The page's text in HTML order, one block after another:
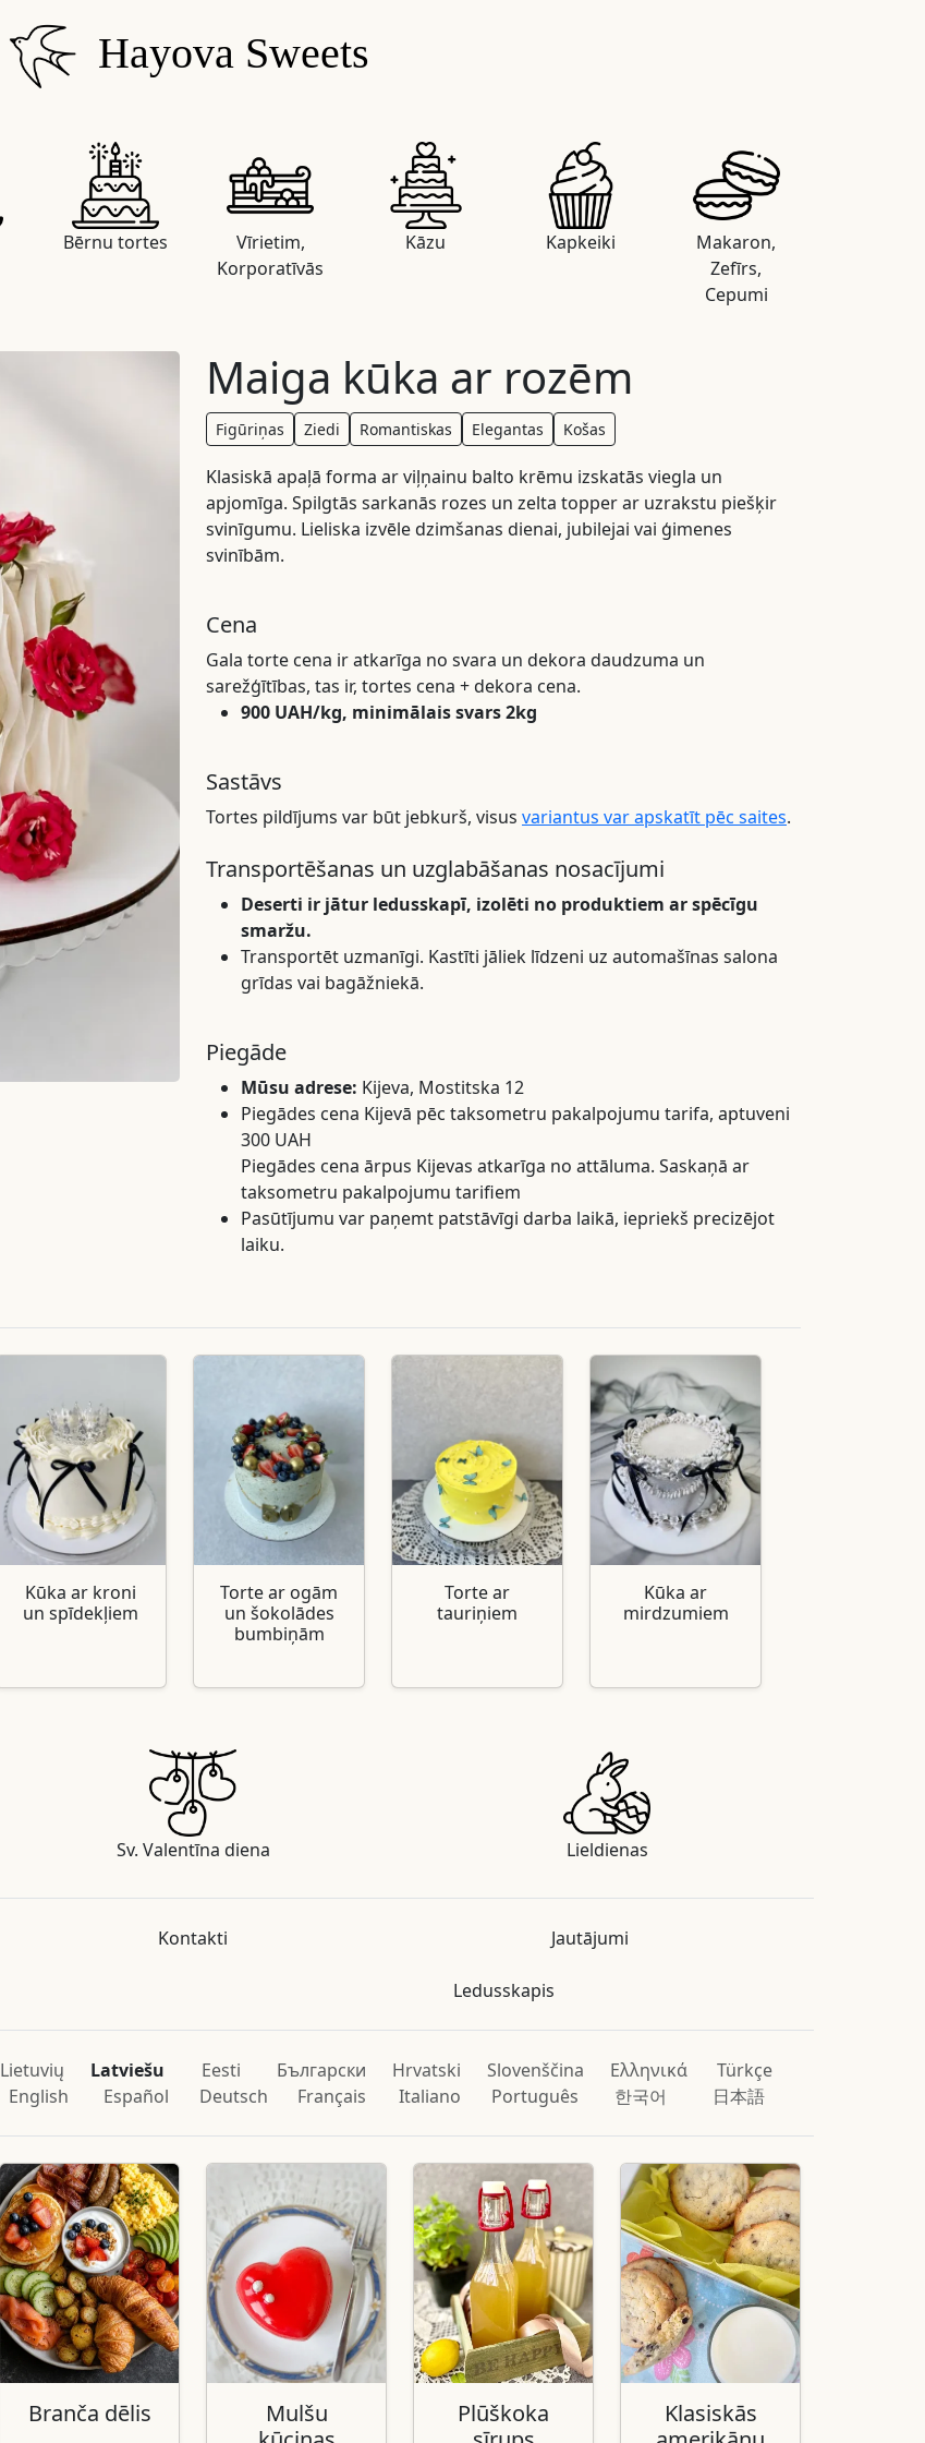
Hayova Sweets
Bērnu tortes
Vīrietim,
Korporatīvās
Kāzu Kapkeiki
Makaron,
Zefīrs,
Cepumi
Maiga kūka ar rozēm
Figūriņas Ziedi Romantiskas Elegantas Košas
Klasiskā apaļā forma ar viļņainu balto krēmu izskatās viegla un
apjomīga. Spilgtās sarkanās rozes un zelta topper ar uzrakstu piešķir
svinīgumu. Lieliska izvēle dzimšanas dienai, jubilejai vai ģimenes
svinībām.
Cena
Gala torte cena ir atkarīga no svara un dekora daudzuma un
sarežģītības, tas ir, tortes cena + dekora cena.
900 UAH/kg, minimālais svars 2kg
Sastāvs
Tortes pildījums var būt jebkurš, visus variantus var apskatīt pēc saites.
Transportēšanas un uzglabāšanas nosacījumi
Deserti ir jātur ledusskapī, izolēti no produktiem ar spēcīgu
smaržu.
Transportēt uzmanīgi. Kastīti jāliek līdzeni uz automašīnas salona
grīdas vai bagāžniekā.
Piegāde
Mūsu adrese: Kijeva, Mostitska 12
Piegādes cena Kijevā pēc taksometru pakalpojumu tarifa, aptuveni
300 UAH
Piegādes cena ārpus Kijevas atkarīga no attāluma. Saskaņā ar
taksometru pakalpojumu tarifiem
Pasūtījumu var paņemt patstāvīgi darba laikā, iepriekš precizējot
laiku.
Kūka ar kroni
un spīdekļiem
Torte ar ogām
un šokolādes
bumbiņām
Torte ar
tauriņiem
Kūka ar
mirdzumiem
Sv. Valentīna diena Lieldienas
Kontakti Jautājumi
Ledusskapis
Lietuvių Latviešu Eesti Български Hrvatski Slovenščina Ελληνικά
Türkçe
English Español Deutsch Français Italiano Português 한국어 日本語
Branča dēlis
Mulšu
Plūškoka
Klasiskās